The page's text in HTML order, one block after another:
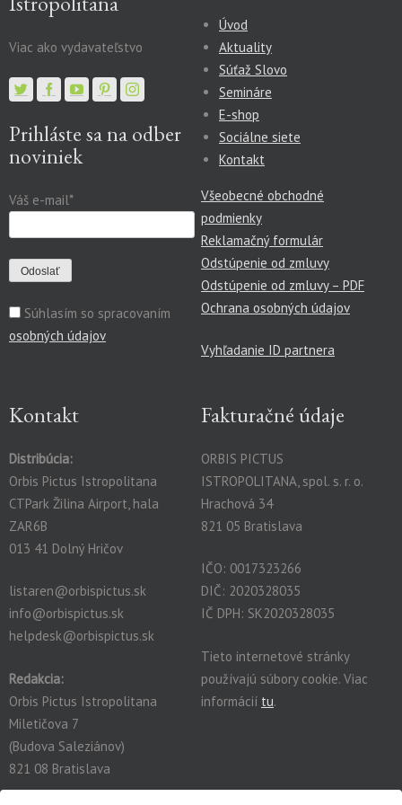
Viac ako vydavateľstvo
Prihláste sa na odber
noviniek
Váš e-mail*
Súhlasím so spracovaním
osobných údajov
Úvod
Aktuality
Súťaž Slovo
Semináre
E-shop
Sociálne siete
Kontakt
Všeobecné obchodné
podmienky
Reklamačný formulár
Odstúpenie od zmluvy
Odstúpenie od zmluvy – PDF
Ochrana osobných údajov
Vyhľadanie ID partnera
Kontakt
Distribúcia:
Orbis Pictus Istropolitana
CTPark Žilina Airport, hala
ZAR6B
013 41 Dolný Hričov
listaren@orbispictus.sk
info@orbispictus.sk
helpdesk@orbispictus.sk
Redakcia:
Orbis Pictus Istropolitana
Miletičova 7
(Budova Saleziánov)
821 08 Bratislava
Fakturačné údaje
ORBIS PICTUS
ISTROPOLITANA, spol. s. r. o.
Hrachová 34
821 05 Bratislava
IČO: 0017323266
DIČ: 2020328035
IČ DPH: SK2020328035
Tieto internetové stránky
používajú súbory cookie. Viac
informácií tu.